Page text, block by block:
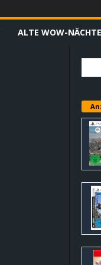
ALTE WOW-NÄCHTE